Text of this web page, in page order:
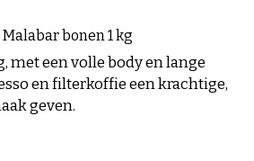
bonen 1 kg
met een volle body en lange
en filterkoffie een krachtige,
geven.